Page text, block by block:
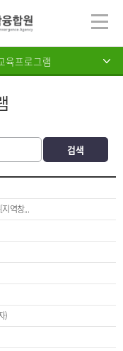
육프로그램
역창...
)